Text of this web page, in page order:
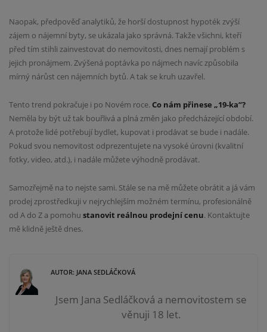
Naopak, předpověď analytiků, že horší dostupnost hypoték zvýší
zájem o nájemní byty, se ukázala jako správná. Takže všichni, kteří
před tím stihli zainvestovat do nemovitosti, dnes nemají problém s
jejich pronájmem. Zvýšená poptávka po nájmech navíc způsobila
mírný nárůst cen nájemních bytů. A tak se kruh uzavřel.
Tento trend pokračuje i po Novém roce. Co nám přinese „19-ka“?
Neměla by být už tak bouřlivá a plná změn jako předcházející období.
A protože lidé potřebují bydlet, kupovat i prodávat se bude i nadále.
Pokud svou nemovitost odprezentujete na vysoké úrovni (kvalitní
fotky, video, atd.), i nadále můžete výhodně prodávat.
Samozřejmě na to nejste sami. Stále se na mě můžete obrátit a já vám
prodej zprostředkuji v nejrychlejším možném termínu, profesionálně
od A do Z a pomohu stanovit reálnou prodejní cenu. Kontaktujte
mě klidně ještě dnes.
AUTOR: JANA SEDLÁČKOVÁ
Jsem Jana Sedláčková a nemovitostem se
věnuji 18 let.